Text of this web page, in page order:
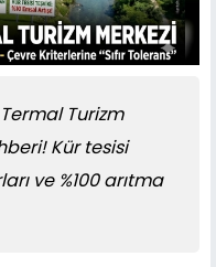
Turizm
Kür tesisi
ve %100 arıtma